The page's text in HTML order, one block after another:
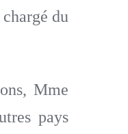
du
Mme
pays